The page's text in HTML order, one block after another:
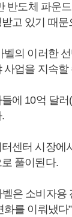
반도체 파운
고 있기 때문
벨의 이러한
사업을 지속
에 10억 달
센터 시장에
풀이된다.
벨은 소비자
화를 이뤄냈